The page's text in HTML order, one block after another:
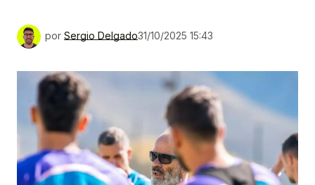
por Sergio Delgado31/10/2025 15:43